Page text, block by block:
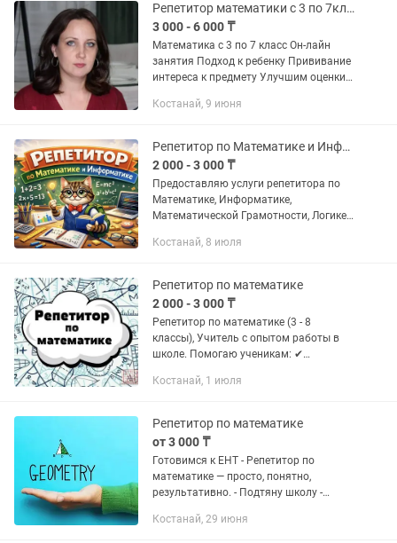
Репетитор математики с 3 по 7класс
3 000 - 6 000 ₸
Математика с 3 по 7 класс Он-лайн
занятия Подход к ребенку Прививание
интереса к предмету Улучшим оценки в
математики для побед в олимпиадах
Костанай, 9 июня
Репетитор по Математике и Информатике, Подготовка к ЕНТ (ОНЛАЙН)
2 000 - 3 000 ₸
Предоставляю услуги репетитора по
Математике, Информатике,
Математической Грамотности, Логике
формате О себе: • Работал
образовательных...
Костанай, 8 июля
Репетитор по математике
2 000 - 3 000 ₸
Репетитор по математике (3 - 8
классы), Учитель с опытом работы в
школе. Помогаю ученикам: ✔
текущих темах ✔ выполнять и
подготовиться...
Костанай, 1 июля
Репетитор по математике
от 3 000 ₸
Готовимся к ЕНТ - Репетитор по
математике — просто, понятно,
результативно. - Подтяну школу -
как другу - Уроки
Костанай, 29 июня